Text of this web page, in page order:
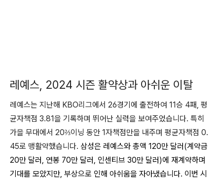
레예스, 2024 시즌 활약상과 아쉬운 이탈
레예스는 지난해 KBO리그에서 26경기에 출전하여 11승 4패, 평
균자책점 3.81을 기록하며 뛰어난 실력을 보여주었습니다. 특히
가을 무대에서 20⅔이닝 동안 1자책점만을 내주며 평균자책점 0.
45로 맹활약했습니다. 삼성은 레예스와 총액 120만 달러(계약금
20만 달러, 연봉 70만 달러, 인센티브 30만 달러)에 재계약하며
기대를 모았지만, 부상으로 인해 아쉬움을 자아냈습니다. 이번 시